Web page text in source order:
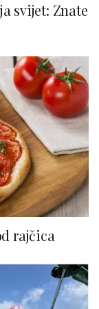
svijet: Znate
rajčica